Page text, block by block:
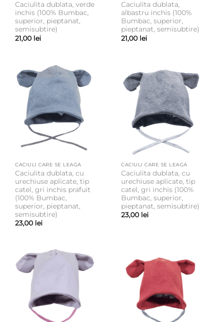
Caciulita dublata, verde
inchis (100% Bumbac,
superior, pieptanat,
semisubtire)
21,00 lei
Caciulita dublata,
albastru inchis (100%
Bumbac, superior,
pieptanat, semisubtire)
21,00 lei
CACIULI CARE SE LEAGA
Caciulita dublata, cu
urechiuse aplicate, tip
catel, gri inchis prafuit
(100% Bumbac,
superior, pieptanat,
semisubtire)
23,00 lei
CACIULI CARE SE LEAGA
Caciulita dublata, cu
urechiuse aplicate, tip
catel, gri inchis (100%
Bumbac, superior,
pieptanat, semisubtire)
23,00 lei